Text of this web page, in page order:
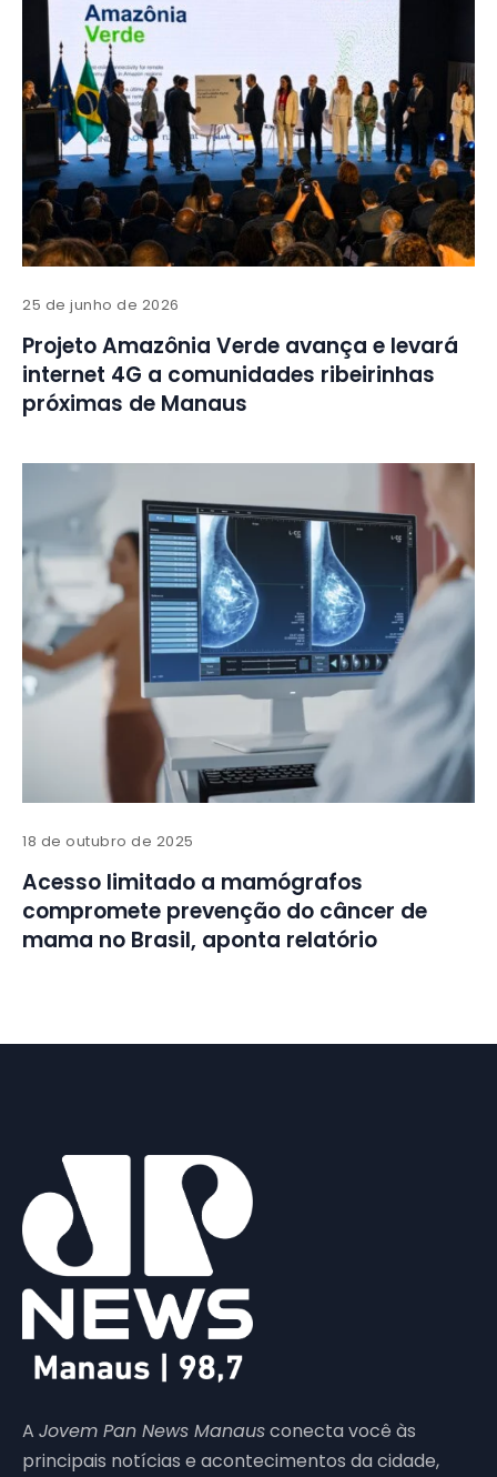
25 de junho de 2026
Projeto Amazônia Verde avança e levará
internet 4G a comunidades ribeirinhas
próximas de Manaus
18 de outubro de 2025
Acesso limitado a mamógrafos
compromete prevenção do câncer de
mama no Brasil, aponta relatório
A Jovem Pan News Manausconecta você às
principais notícias e acontecimentos da cidade,